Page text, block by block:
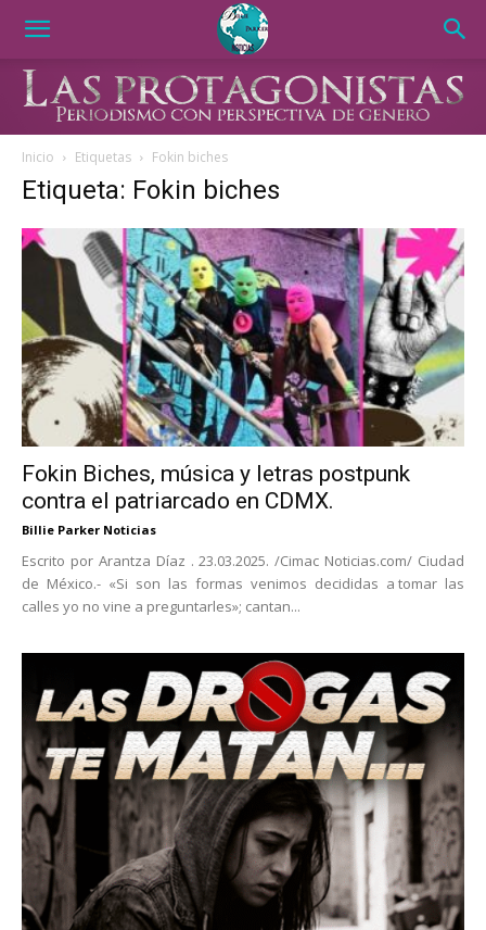
Inicio Etiquetas Fokin biches
Etiqueta: Fokin biches
Fokin Biches, música y letras postpunk
contra el patriarcado en CDMX.
Billie Parker Noticias
Escrito por Arantza Díaz . 23.03.2025. /Cimac Noticias.com/ Ciudad
de México.- «Si son las formas venimos decididas a tomar las
calles yo no vine a preguntarles»; cantan...